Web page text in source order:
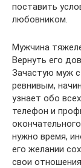
поставить
любовником.
Мужчина
Вернуть его
Зачастую муж
ревнивым,
узнает обо
телефон и
нужно время,
его желании
свои